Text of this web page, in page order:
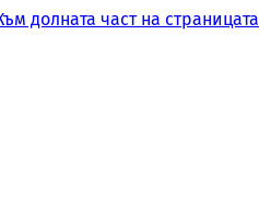
долната част на страницата